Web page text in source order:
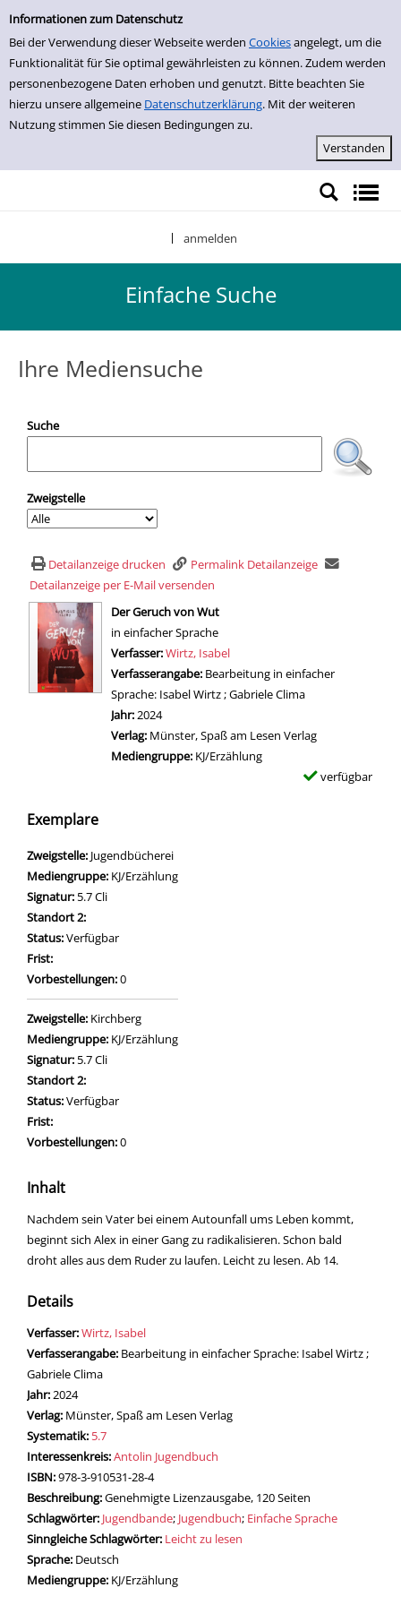
Einfache Suche
Informationen zum Datenschutz
Bei der Verwendung dieser Webseite werden Cookiesangelegt, um die
Funktionalität für Sie optimal gewährleisten zu können. Zudem werden
personenbezogene Daten erhoben und genutzt. Bitte beachten Sie
hierzu unsere allgemeine Datenschutzerklärung. Mit der weiteren
Nutzung stimmen Sie diesen Bedingungen zu.
Zur Detailanzeige springen
anmelden
Einfache Suche
Ihre Mediensuche
Suche
Zweigstelle
Detailanzeige drucken
Permalink Detailanzeige
Detailanzeige per E-Mail versenden
wird in neuem Tab geöffnet
Der Geruch von Wut
in einfacher Sprache
Verfasser:Suche nach diesem Verfasser
Wirtz, Isabel
Verfasserangabe: Bearbeitung in einfacher
Sprache: Isabel Wirtz ; Gabriele Clima
Jahr: 2024
Verlag: Münster, Spaß am Lesen Verlag
Mediengruppe: KJ/Erzählung
verfügbar
Exemplare
Zweigstelle: Jugendbücherei
Mediengruppe: KJ/Erzählung
Signatur: 5.7 Cli
Standort 2:
Status:Verfügbar
Frist:
Vorbestellungen:0
Zweigstelle: Kirchberg
Mediengruppe: KJ/Erzählung
Signatur: 5.7 Cli
Standort 2:
Status:Verfügbar
Frist:
Vorbestellungen:0
Inhalt
Nachdem sein Vater bei einem Autounfall ums Leben kommt,
beginnt sich Alex in einer Gang zu radikalisieren. Schon bald
droht alles aus dem Ruder zu laufen. Leicht zu lesen. Ab 14.
Details
Verfasser:Suche nach diesem Verfasser
Wirtz, Isabel
Verfasserangabe: Bearbeitung in einfacher Sprache: Isabel Wirtz ;
Gabriele Clima
Jahr: 2024
Verlag: Münster, Spaß am Lesen Verlag
opens in new tab
Diesen Link in neuem Tab öffnen
Systematik: Suche nach dieser Systematik
5.7
Interessenkreis:Suche nach diesem Interessenskreis
Antolin Jugendbuch
ISBN:978-3-910531-28-4
Beschreibung:Genehmigte Lizenzausgabe, 120 Seiten
Schlagwörter: Jugendbande; Jugendbuch; Einfache Sprache
Sinngleiche Schlagwörter: Leicht zu lesen
Suche nach dieser Beteiligten Person
Sprache: Deutsch
Mediengruppe: KJ/Erzählung